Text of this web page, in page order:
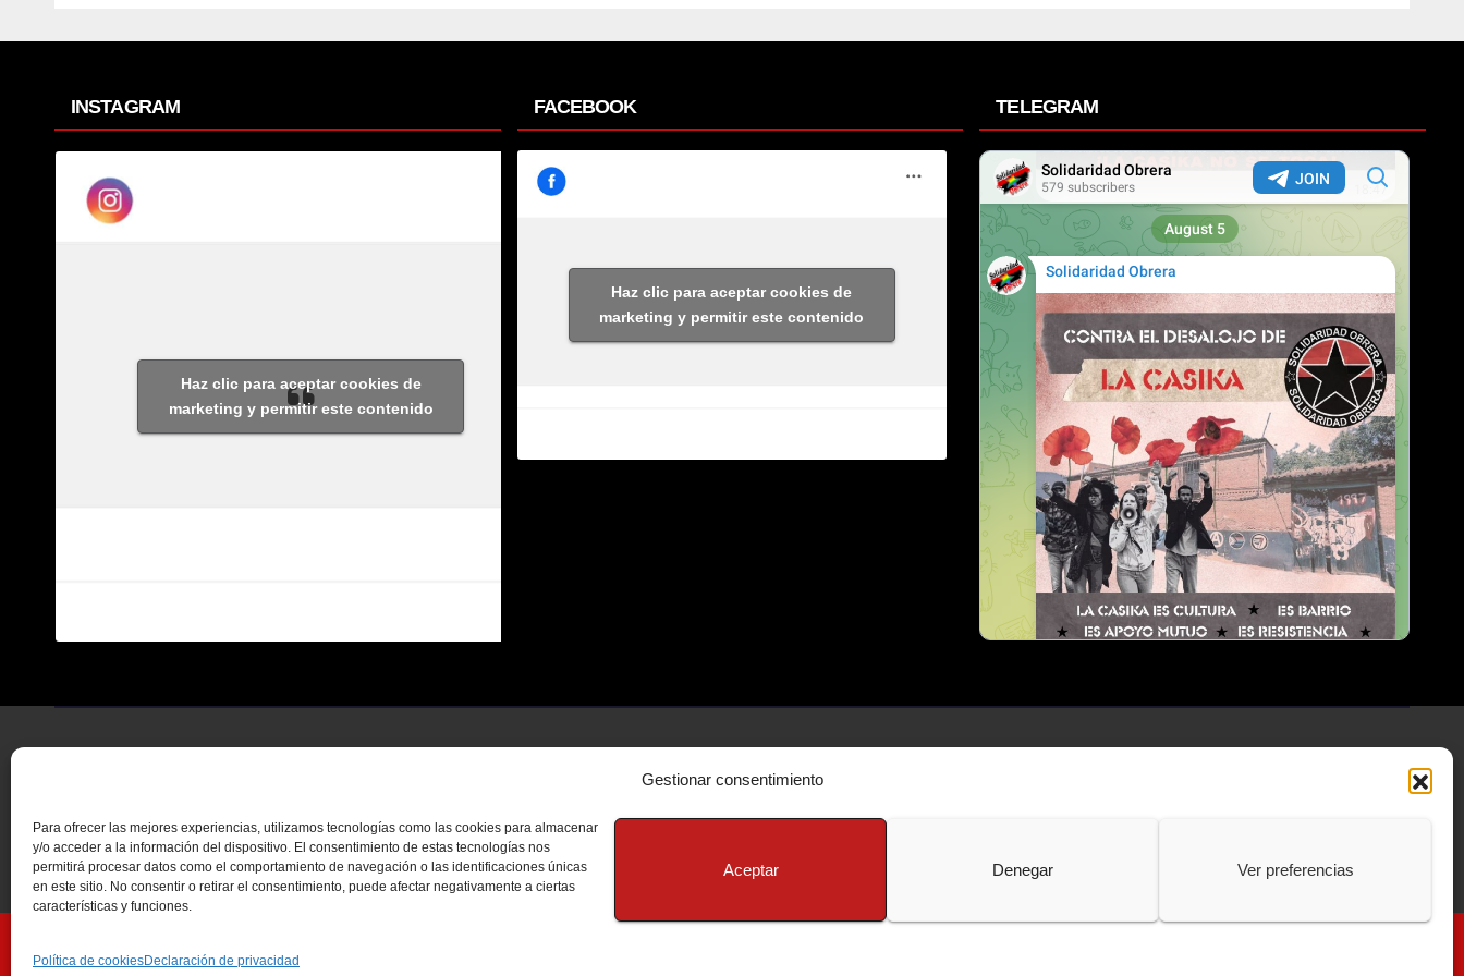
Gestionar consentimiento
Para ofrecer las mejores experiencias, utilizamos tecnologías como las cookies para almacenar
y/o acceder a la información del dispositivo. El consentimiento de estas tecnologías nos
permitirá procesar datos como el comportamiento de navegación o las identificaciones únicas
en este sitio. No consentir o retirar el consentimiento, puede afectar negativamente a ciertas
características y funciones.
Aceptar Denegar Ver preferencias
Política de cookiesDeclaración de privacidad
INSTAGRAM
Haz clic para aceptar cookies de
marketing y permitir este contenido
FACEBOOK
Haz clic para aceptar cookies de
marketing y permitir este contenido
TELEGRAM
Funciona gracias a WordPress|Tema: Newsup de